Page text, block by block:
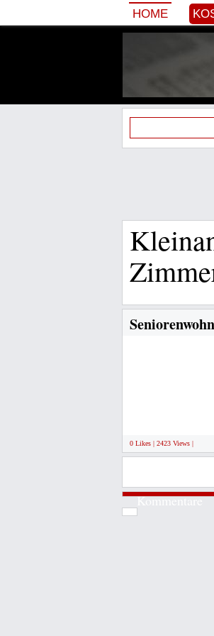
HOME
0 Likes | 2423 Views |
Kommentare